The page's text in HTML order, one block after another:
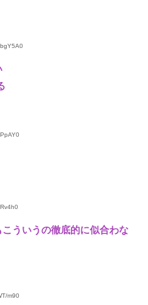
ういうの徹底的に似合わな
m90